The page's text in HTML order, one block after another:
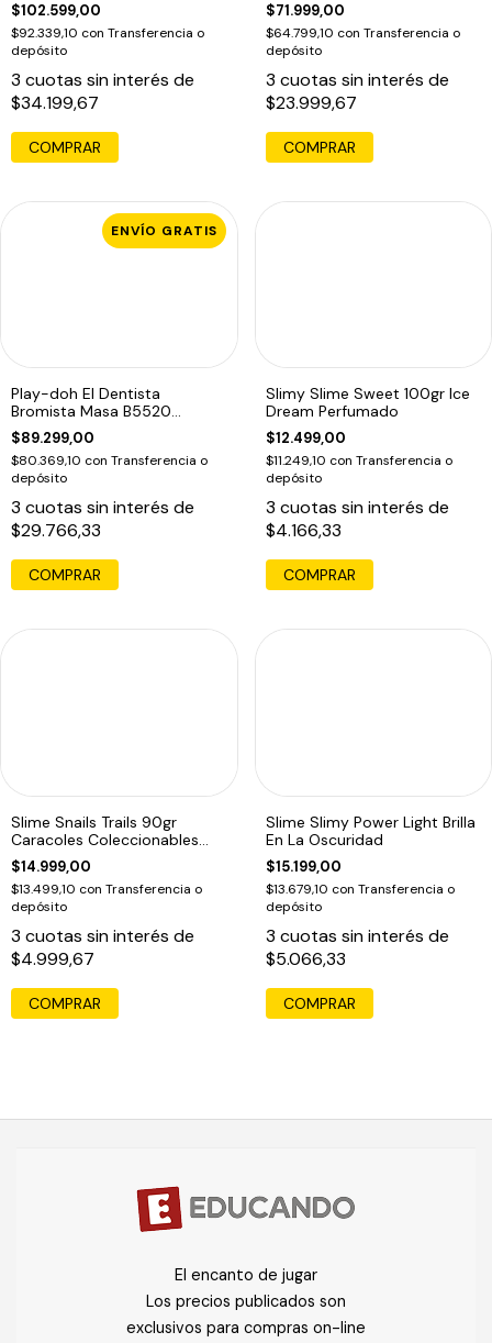
$102.599,00
$92.339,10 con Transferencia o
depósito
3 cuotas sin interés de
$34.199,67
COMPRAR
$71.999,00
$64.799,10 con Transferencia o
depósito
3 cuotas sin interés de
$23.999,67
COMPRAR
ENVÍO GRATIS
Play-doh El Dentista
Bromista Masa B5520
Hasbro Original
$89.299,00
$80.369,10 con Transferencia o
depósito
3 cuotas sin interés de
$29.766,33
COMPRAR
Slimy Slime Sweet 100gr Ice
Dream Perfumado
$12.499,00
$11.249,10 con Transferencia o
depósito
3 cuotas sin interés de
$4.166,33
COMPRAR
Slime Snails Trails 90gr
Caracoles Coleccionables
Slimy
$14.999,00
$13.499,10 con Transferencia o
depósito
3 cuotas sin interés de
$4.999,67
Slime Slimy Power Light Brilla
En La Oscuridad
$15.199,00
$13.679,10 con Transferencia o
depósito
3 cuotas sin interés de
$5.066,33
COMPRAR
El encanto de jugar
Los precios publicados son
exclusivos para compras on-line